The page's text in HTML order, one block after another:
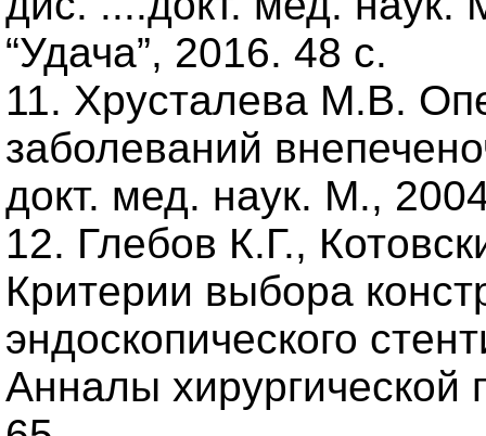
“Удача”, 2016. 48 с.
11. Хрусталева М.В.
заболеваний
докт. мед. наук. М.,
12. Глебов К.Г.,
Критерии выбора
эндоскопического
Анналы хирургической